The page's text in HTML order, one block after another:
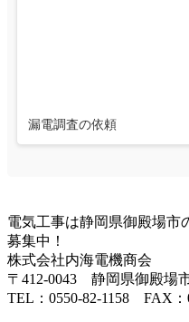
漏電調査の依頼
電気工事は静岡県御殿場市
募集中！
株式会社内海電機商会
〒412-0043 静岡県御殿場
TEL：0550-82-1158 FAX：